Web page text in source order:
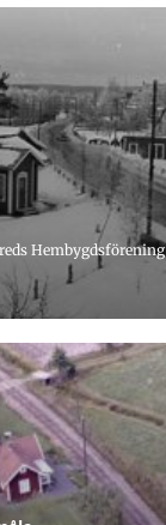
Hembygdsförening